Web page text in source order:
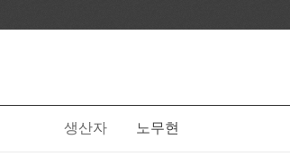
생산자 노무현